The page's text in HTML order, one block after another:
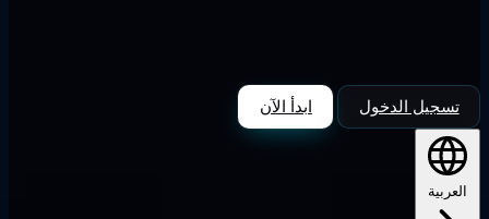
تسجيل الدخول ابدأ الآن